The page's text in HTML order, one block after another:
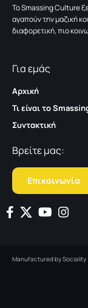
To Smassing Culture
αγαπούν την μαζική
διαφορετική, πιο
Για εμάς
Αρχική
Τι είναι το
Συντακτική
Βρείτε μας:
Επικοινωνία
Manufactured bySociality